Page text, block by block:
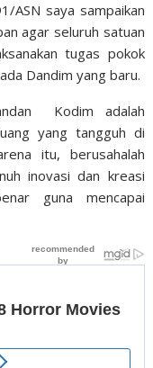
ASN saya sampaikan
agar seluruh satuan
tugas pokok
Dandim yang baru.
Kodim adalah
yang tangguh di
itu, berusahalah
inovasi dan kreasi
guna mencapai